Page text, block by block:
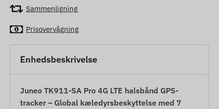
Sammenligning
Prisovervågning
Enhedsbeskrivelse
Juneo TK911-SA Pro 4G LTE halsbånd GPS-
tracker – Global kæledyrsbeskyttelse med 7